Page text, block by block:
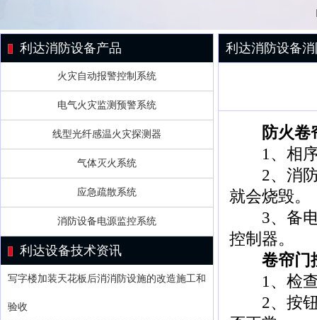
利达消防设备产品
火灾自动报警控制系统
电气火灾监测预警系统
线型光纤感温火灾探测器
气体灭火系统
应急疏散系统
消防设备电源监控系统
利达设备技术资讯
写字楼加装天花板后消消防设施的改造施工和
验收
利达消防设备
防火卷帘
1、相序
2、消防
就会烧毁。
3、备电
控制器。
卷帘门控
1、检查
2、按钮